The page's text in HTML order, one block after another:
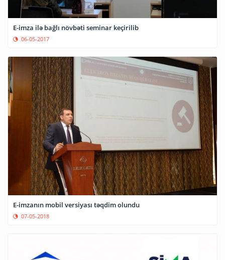
E-imza ilə bağlı növbəti seminar keçirilib
06-05-2017
E-imzanın mobil versiyası təqdim olundu
07-05-2018